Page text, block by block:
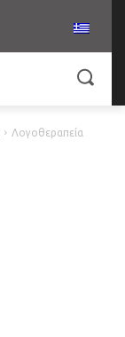
Λογοθεραπεία